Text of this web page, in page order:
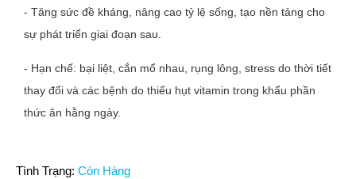
- Tăng sức đề kháng, nâng cao tỷ lệ sống, tạo nền tảng cho
sự phát triển giai đoạn sau.
- Hạn chế: bại liệt, cắn mổ nhau, rụng lông, stress do thời tiết
thay đổi và các bệnh do thiếu hụt vitamin trong khẩu phần
thức ăn hằng ngày.
Tình Trạng: Còn Hàng